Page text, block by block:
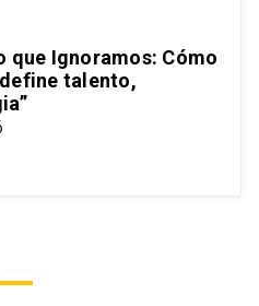
que Ignoramos: Cómo
talento,